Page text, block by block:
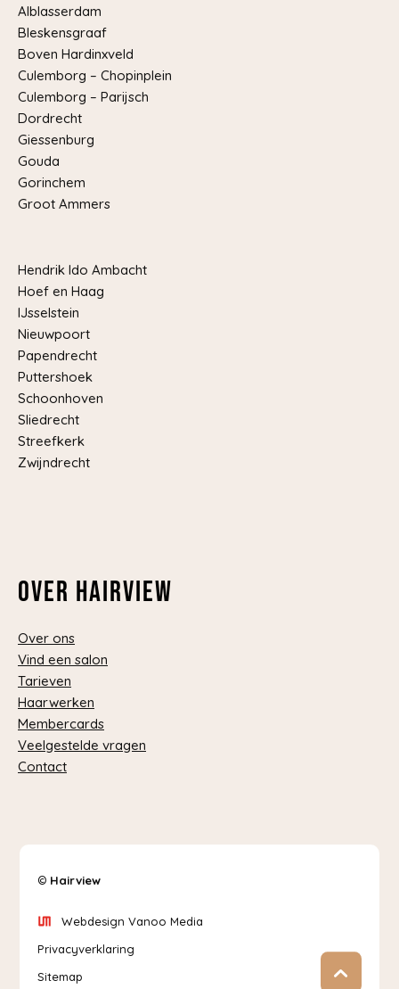
Alblasserdam
Bleskensgraaf
Boven Hardinxveld
Culemborg – Chopinplein
Culemborg – Parijsch
Dordrecht
Giessenburg
Gouda
Gorinchem
Groot Ammers
Hendrik Ido Ambacht
Hoef en Haag
IJsselstein
Nieuwpoort
Papendrecht
Puttershoek
Schoonhoven
Sliedrecht
Streefkerk
Zwijndrecht
Over Hairview
Over ons
Vind een salon
Tarieven
Haarwerken
Membercards
Veelgestelde vragen
Contact
© Hairview
Webdesign Vanoo Media
Privacyverklaring
Sitemap